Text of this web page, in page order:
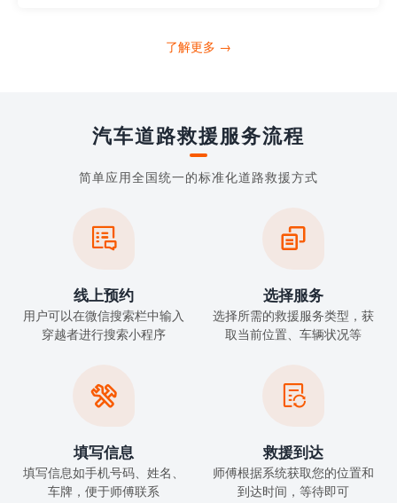
了解更多 →
汽车道路救援服务流程
简单应用全国统一的标准化道路救援方式

线上预约
用户可以在微信搜索栏中输入
穿越者进行搜索小程序

选择服务
选择所需的救援服务类型，获
取当前位置、车辆状况等

填写信息
填写信息如手机号码、姓名、
车牌，便于师傅联系

救援到达
师傅根据系统获取您的位置和
到达时间，等待即可